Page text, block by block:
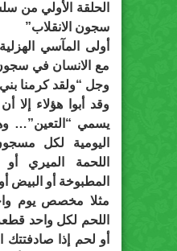
الحلقة الأولي من
سجون الانقلاب”
أولى المآسي
مع الانسان في
وجل “ولقد كرمنا
وقد أبوا هؤلاء إلا
يسمي “التعين”…
اليومية لكل
اللحمة الميري
المطبوخة أو البيض
مثلا مخصص يوم
اللحم لكل واحد
أو لحم إذا صادفتتك